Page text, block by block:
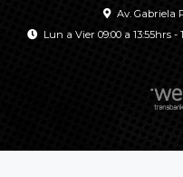
Av. Gabriela
Lun a Vier 09:00 a 13:55hrs -